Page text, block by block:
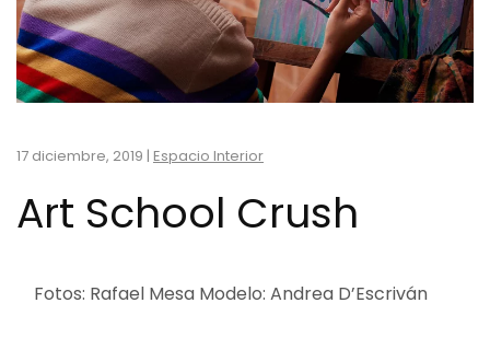
17 diciembre, 2019 | Espacio Interior
Art School Crush
Fotos: Rafael Mesa Modelo: Andrea D’Escriván